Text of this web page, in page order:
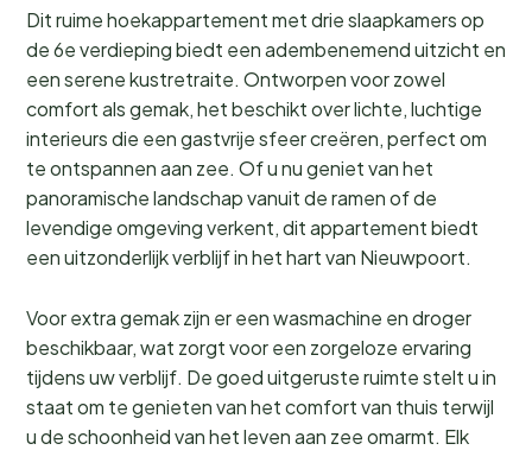
Dit ruime hoekappartement met drie slaapkamers op
de 6e verdieping biedt een adembenemend uitzicht en
een serene kustretraite. Ontworpen voor zowel
comfort als gemak, het beschikt over lichte, luchtige
interieurs die een gastvrije sfeer creëren, perfect om
te ontspannen aan zee. Of u nu geniet van het
panoramische landschap vanuit de ramen of de
levendige omgeving verkent, dit appartement biedt
een uitzonderlijk verblijf in het hart van Nieuwpoort.
Voor extra gemak zijn er een wasmachine en droger
beschikbaar, wat zorgt voor een zorgeloze ervaring
tijdens uw verblijf. De goed uitgeruste ruimte stelt u in
staat om te genieten van het comfort van thuis terwijl
u de schoonheid van het leven aan zee omarmt. Elk